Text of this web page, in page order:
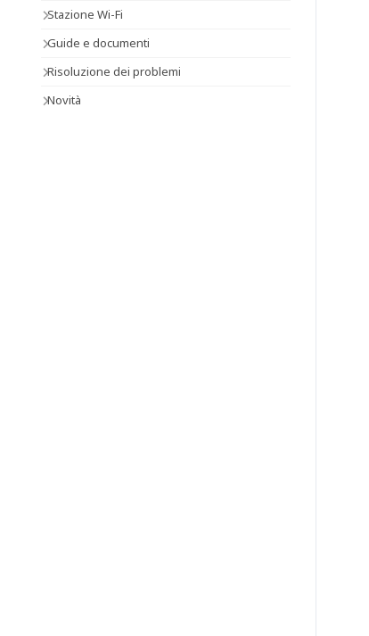
Stazione Wi-Fi
Guide e documenti
Risoluzione dei problemi
Novità